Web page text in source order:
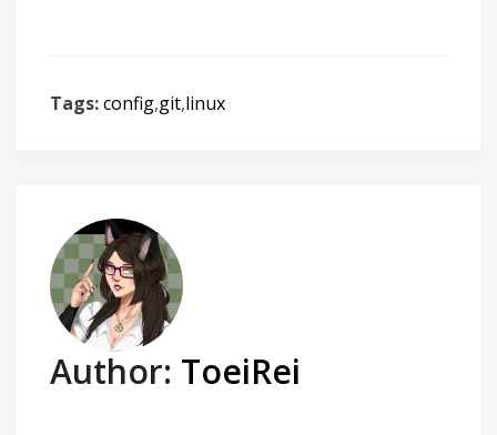
Tags:config,git,linux
Author: ToeiRei